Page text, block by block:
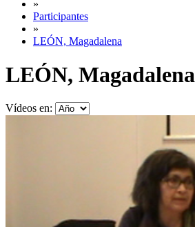
»
Participantes
»
LEÓN, Magadalena
LEÓN, Magadalena
Vídeos en: